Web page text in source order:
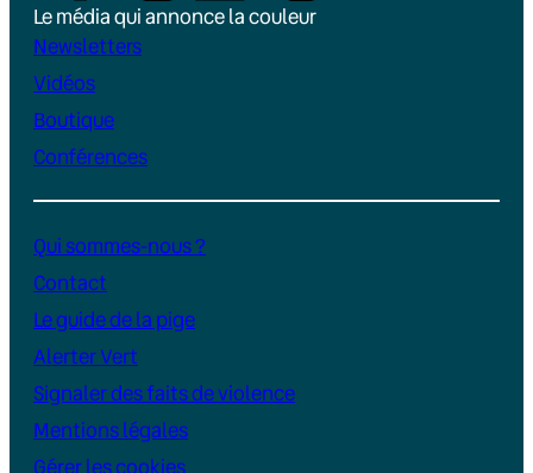
Le média qui annonce la couleur
Newsletters
Vidéos
Boutique
Conférences
Qui sommes-nous ?
Contact
Le guide de la pige
Alerter Vert
Signaler des faits de violence
Mentions légales
Gérer les cookies